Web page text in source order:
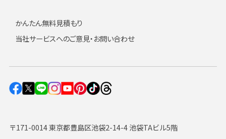
〒171-0014 東京都豊島区池袋2-14-4 池袋TAビル5階
かんたん無料見積もり
当社サービスへのご意見・お問い合わせ